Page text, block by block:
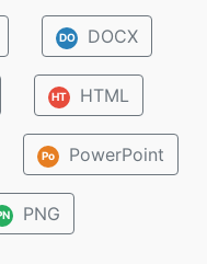
DO DOCX
HT HTML
Po PowerPoint
PNG